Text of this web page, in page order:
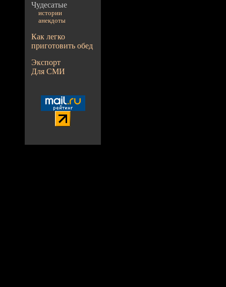
Чудесатые
истории
анекдоты
Как легко
приготовить обед
Экспорт
Для СМИ